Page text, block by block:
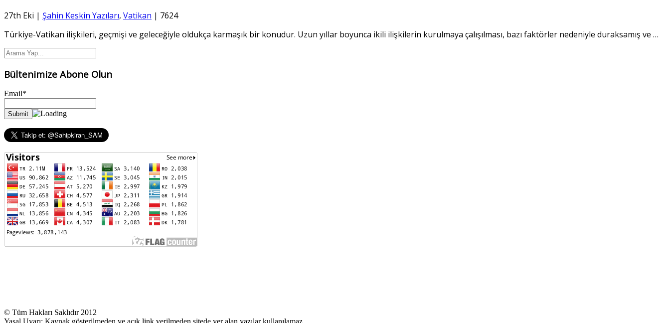
27th Eki | Şahin Keskin Yazıları, Vatikan | 7624
Türkiye-Vatikan ilişkileri, geçmişi ve geleceğiyle oldukça karmaşık bir konudur. Uzun yıllar boyunca ikili ilişkilerin kurulmaya çalışılması, bazı faktörler nedeniyle duraksamış ve …
Bültenimize Abone Olun
Email*
© Tüm Hakları Saklıdır 2012